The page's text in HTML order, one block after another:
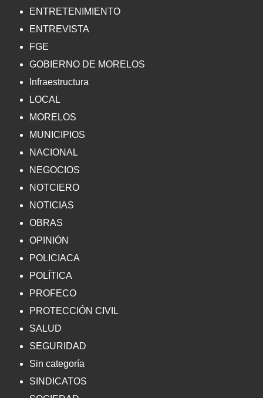
ENTRETENIMIENTO
ENTREVISTA
FGE
GOBIERNO DE MORELOS
Infraestructura
LOCAL
MORELOS
MUNICIPIOS
NACIONAL
NEGOCIOS
NOTCIERO
NOTICIAS
OBRAS
OPINIÓN
POLICIACA
POLÍTICA
PROFECO
PROTECCIÓN CIVIL
SALUD
SEGURIDAD
Sin categoría
SINDICATOS